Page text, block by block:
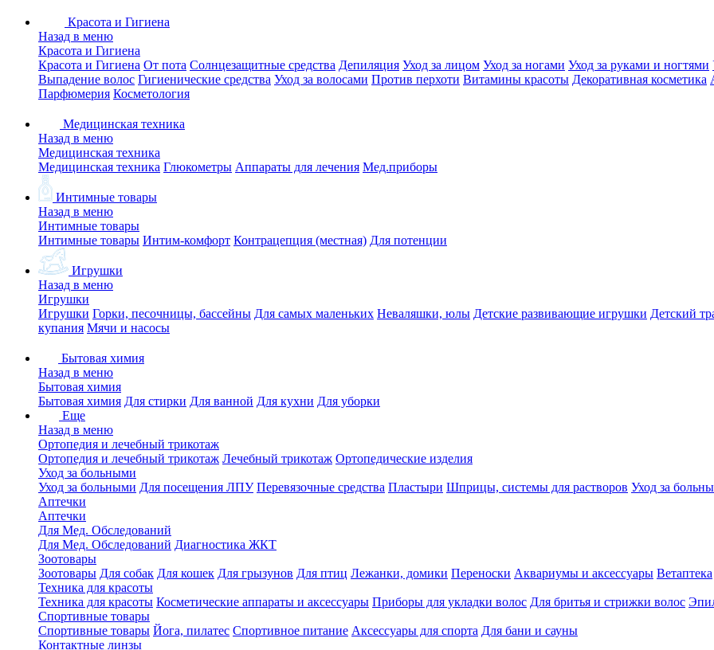
Красота и Гигиена
Назад в меню
Красота и Гигиена
Красота и Гигиена От пота Солнцезащитные средства Депиляция Уход за лицом Уход за ногами Уход за руками и ногтями
Выпадение волос Гигиенические средства Уход за волосами Против перхоти Витамины красоты Декоративная косметика
Парфюмерия Косметология
Медицинская техника
Назад в меню
Медицинская техника
Медицинская техника Глюкометры Аппараты для лечения Мед.приборы
Интимные товары
Назад в меню
Интимные товары
Интимные товары Интим-комфорт Контрацепция (местная) Для потенции
Игрушки
Назад в меню
Игрушки
Игрушки Горки, песочницы, бассейны Для самых маленьких Неваляшки, юлы Детские развивающие игрушки Детский
купания Мячи и насосы
Бытовая химия
Назад в меню
Бытовая химия
Бытовая химия Для стирки Для ванной Для кухни Для уборки
Еще
Назад в меню
Ортопедия и лечебный трикотаж
Ортопедия и лечебный трикотаж Лечебный трикотаж Ортопедические изделия
Уход за больными
Уход за больными Для посещения ЛПУ Перевязочные средства Пластыри Шприцы, системы для растворов Уход за
Аптечки
Аптечки
Для Мед. Обследований
Для Мед. Обследований Диагностика ЖКТ
Зоотовары
Зоотовары Для собак Для кошек Для грызунов Для птиц Лежанки, домики Переноски Аквариумы и аксессуары Ветаптека
Техника для красоты
Техника для красоты Косметические аппараты и аксессуары Приборы для укладки волос Для бритья и стрижки волос
Спортивные товары
Спортивные товары Йога, пилатес Спортивное питание Аксессуары для спорта Для бани и сауны
Контактные линзы